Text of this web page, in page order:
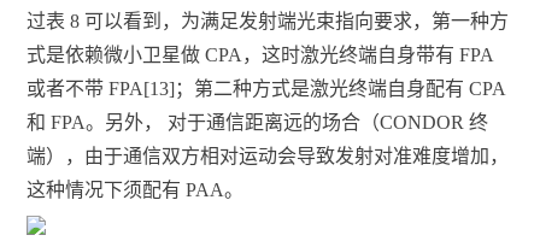
过表 8 可以看到，为满足发射端光束指向要求，第一种方
式是依赖微小卫星做 CPA，这时激光终端自身带有 FPA
或者不带 FPA[13]；第二种方式是激光终端自身配有 CPA
和 FPA。另外， 对于通信距离远的场合（CONDOR 终
端），由于通信双方相对运动会导致发射对准难度增加，
这种情况下须配有 PAA。